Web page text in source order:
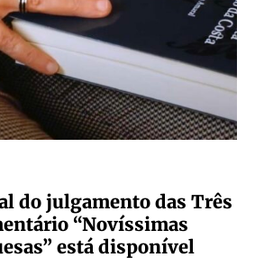
do julgamento das Três
“Novíssimas
está disponível